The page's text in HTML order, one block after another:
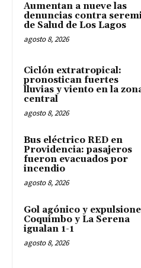
Aumentan a nueve las
denuncias contra
de Salud de Los Lagos
agosto 8, 2026
Ciclón extratropical:
pronostican fuertes
lluvias y viento en la
central
agosto 8, 2026
Bus eléctrico RED en
Providencia: pasajeros
fueron evacuados por
incendio
agosto 8, 2026
Gol agónico y
Coquimbo y La Serena
igualan 1-1
agosto 8, 2026